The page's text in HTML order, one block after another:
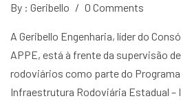
By : Geribello / 0 Comments
A Geribello Engenharia, líder do
APPE, está à frente da supervisão
rodoviários como parte do
Infraestrutura Rodoviária Estadual –